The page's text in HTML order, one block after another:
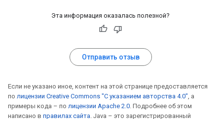
Эта информация оказалась полезной?
Отправить отзыв
Если не указано иное, контент на этой странице предоставляется
по лицензии Creative Commons "С указанием авторства 4.0", а
примеры кода – по лицензии Apache 2.0. Подробнее об этом
написано в правилах сайта. Java – это зарегистрированный